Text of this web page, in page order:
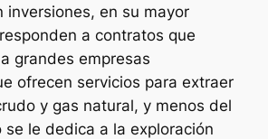
inversiones, en su mayor
a contratos que
grandes empresas
ofrecen servicios para extraer
y gas natural, y menos del
se le dedica a la exploración